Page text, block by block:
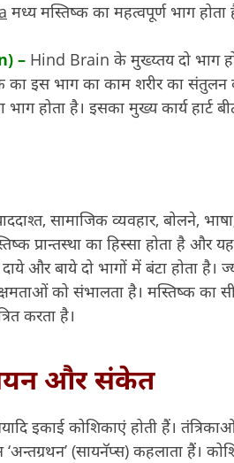
मध्य मस्तिष्क का महत्वपूर्ण भाग
– Hind Brain के मुख्य्तय दो भाग
का इस भाग का काम शरीर का संतुलन
होता है। इसका मुख्य कार्य हार्ट
याददाश्त, सामाजिक व्यवहार, बोलने,
प्रान्तस्था का हिस्सा होता है और
और बाये दो भागों में बंटा होता है।
को संभालता है। मस्तिष्क का
करता है।
और संकेत
इकाई कोशिकाएं होती हैं।
(सायनॅप्स) कहलाता हैं।